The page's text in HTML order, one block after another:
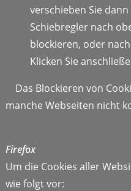
verschieben Sie
Schiebregler nach
blockieren, oder
Klicken Sie
Das Blockieren von
manche Webseiten nicht
Firefox
Um die Cookies aller
wie folgt vor: